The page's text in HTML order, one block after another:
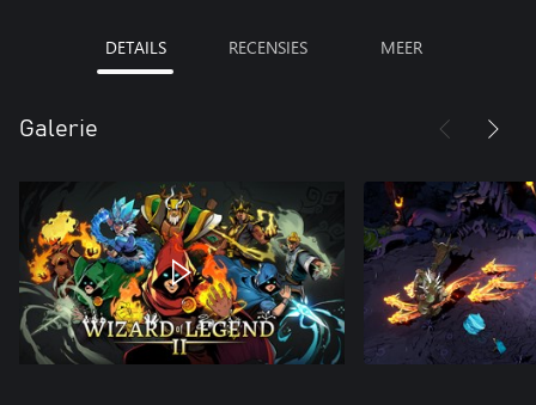
DETAILS RECENSIES MEER
Galerie